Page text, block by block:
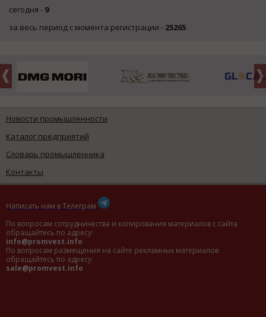
сегодня - 9
за весь период с момента регистрации - 25265
Новости промышленности
Каталог предприятий
Словарь промышленника
Контакты
Написать нам в Телеграм
По вопросам сотрудничества и копирования материалов с сайта
обращайтесь по адресу:
info@promvest.info
По вопросам размещения на сайте рекламных материалов
обращайтесь по адресу:
sale@promvest.info